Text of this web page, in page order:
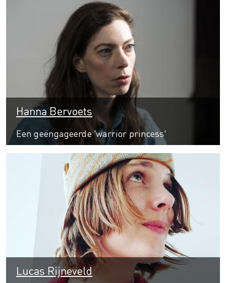
Hanna Bervoets
Een geëngageerde 'warrior princess'
Lucas Rijneveld